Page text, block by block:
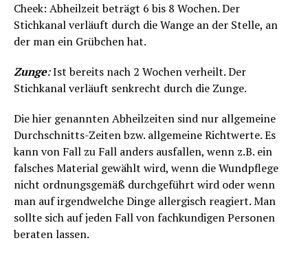
Cheek: Abheilzeit beträgt 6 bis 8 Wochen. Der
Stichkanal verläuft durch die Wange an der Stelle, an
der man ein Grübchen hat.
Zunge:Ist bereits nach 2 Wochen verheilt. Der
Stichkanal verläuft senkrecht durch die Zunge.
Die hier genannten Abheilzeiten sind nur allgemeine
Durchschnitts-Zeiten bzw. allgemeine Richtwerte. Es
kann von Fall zu Fall anders ausfallen, wenn z.B. ein
falsches Material gewählt wird, wenn die Wundpflege
nicht ordnungsgemäß durchgeführt wird oder wenn
man auf irgendwelche Dinge allergisch reagiert. Man
sollte sich auf jeden Fall von fachkundigen Personen
beraten lassen.